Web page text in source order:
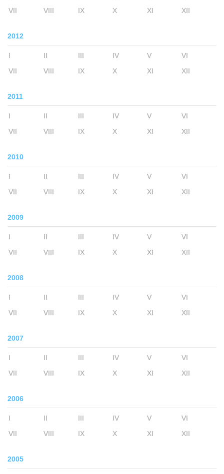
VII
VIII IX X XI XII
2012
I II III IV V
VI
VII
VIII IX X XI XII
2011
I II III IV V
VI
VII
VIII IX X XI XII
2010
I II III IV V
VI
VII
VIII IX X XI XII
2009
I II III IV V
VI
VII
VIII IX X XI XII
2008
I II III IV V
VI
VII
VIII IX X XI XII
2007
I II III IV V
VI
VII
VIII IX X XI XII
2006
I II III IV V
VI
VII
VIII IX X XI XII
2005